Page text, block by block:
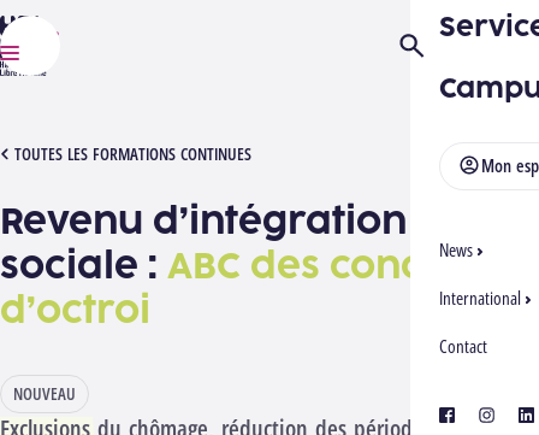
HELMo
Mon
News
International
Contact
facebook
Ouvrir/Fermer
TOUTES LES FORMATIONS CONTINUES
[1012417][2610] RIS
Revenu d’intégration
sociale : ABC des conditions
d’octroi
NOUVEAU
Exclusions du chômage, réduction des périodes d'octroi,